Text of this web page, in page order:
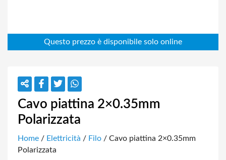
Cavo piattina 2×0.35mm
Polarizzata
Home / Elettricità / Filo / Cavo piattina 2×0.35mm
Polarizzata